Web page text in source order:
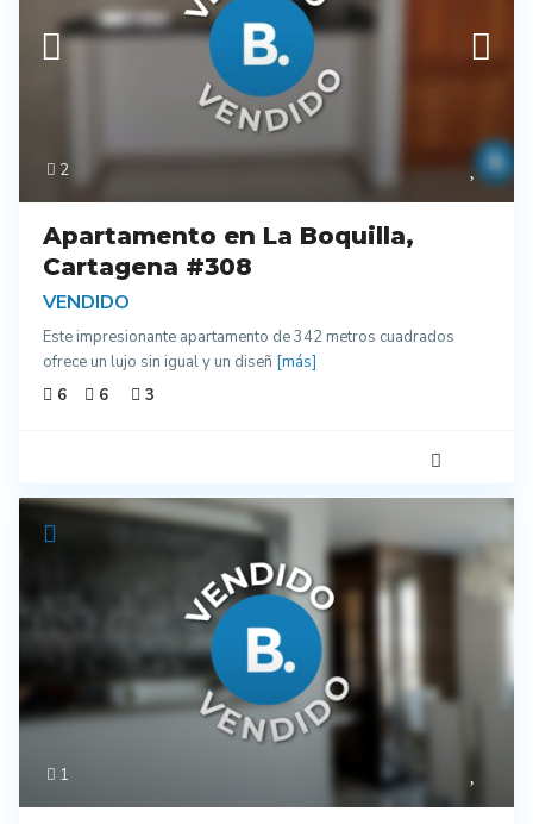
2
Apartamento en La Boquilla,
Cartagena #308
VENDIDO
Este impresionante apartamento de 342 metros cuadrados
ofrece un lujo sin igual y un diseñ [más]
6
6 3
1